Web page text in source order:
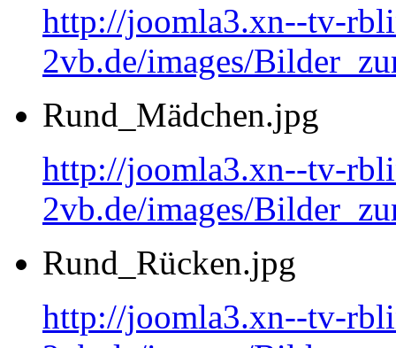
http://joomla3.xn--tv-
2vb.de/images/
Rund_Mädchen.jpg
http://joomla3.xn--tv-
2vb.de/images/
Rund_Rücken.jpg
http://joomla3.xn--tv-